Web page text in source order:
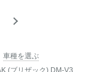
車種を選ぶ
(ブリザック) DM-V3